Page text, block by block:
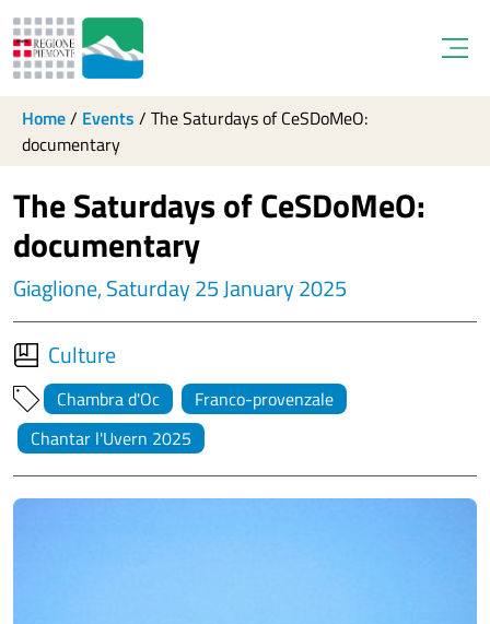
Home/ Events / The Saturdays of CeSDoMeO:
documentary
The Saturdays of CeSDoMeO:
documentary
Giaglione, Saturday 25 January 2025
Culture
Chambra d'Oc
Franco-provenzale
Chantar l'Uvern 2025